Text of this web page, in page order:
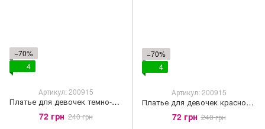
−70%
4
Артикул: 200915
Платье для девочек темно-синее с воротником
72 грн 240 грн
−70%
4
Артикул: 200915
Платье для девочек красное с воротником
72 грн 240 грн